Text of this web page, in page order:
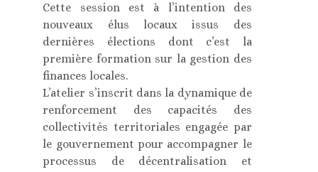
Cette session est à l’intention des
nouveaux élus locaux issus des
dernières élections dont c’est la
première formation sur la gestion des
finances locales.
L’atelier s’inscrit dans la dynamique de
renforcement des capacités des
collectivités territoriales engagée par
le gouvernement pour accompagner le
processus de décentralisation et